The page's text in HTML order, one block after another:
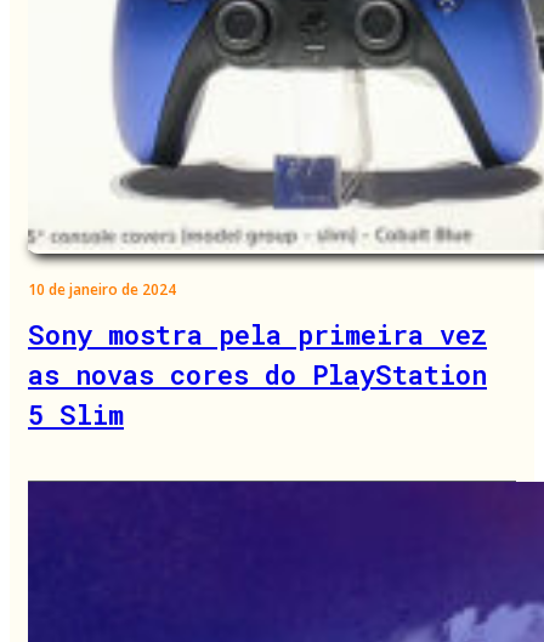
10 de janeiro de 2024
Sony mostra pela primeira vez
as novas cores do PlayStation
5 Slim